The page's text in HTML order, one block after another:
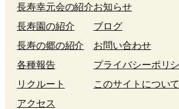
長寿幸元会の紹介
長寿園の紹介
長寿の郷の紹介
各種報告
リクルート
アクセス
お知らせ
ブログ
お問い合わせ
プライバシーポリ
このサイトについて